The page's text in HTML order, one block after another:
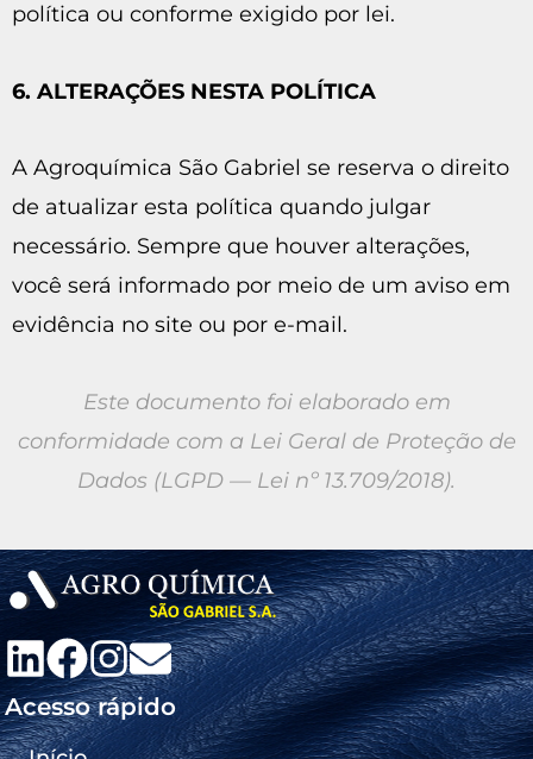
política ou conforme exigido por lei.
6. ALTERAÇÕES NESTA POLÍTICA
A Agroquímica São Gabriel se reserva o direito
de atualizar esta política quando julgar
necessário. Sempre que houver alterações,
você será informado por meio de um aviso em
evidência no site ou por e-mail.
Este documento foi elaborado em
conformidade com a Lei Geral de Proteção de
Dados (LGPD — Lei nº 13.709/2018).
Acesso rápido